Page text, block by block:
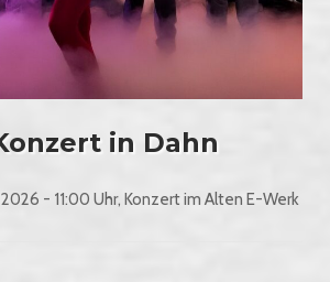
in Dahn
2026 - 11:00 Uhr, Konzert im Alten E-Werk